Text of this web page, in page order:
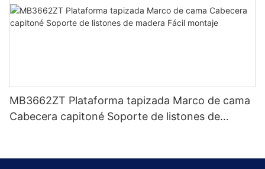
MB3662ZT Plataforma tapizada Marco de cama
Cabecera capitoné Soporte de listones de